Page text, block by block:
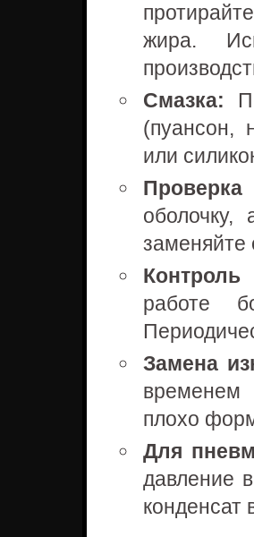
жира.
Смазка:
(пуансон,
или
Проверка
заменяйте
работе
Замена
временем
плохо
Для
давление
конденсат